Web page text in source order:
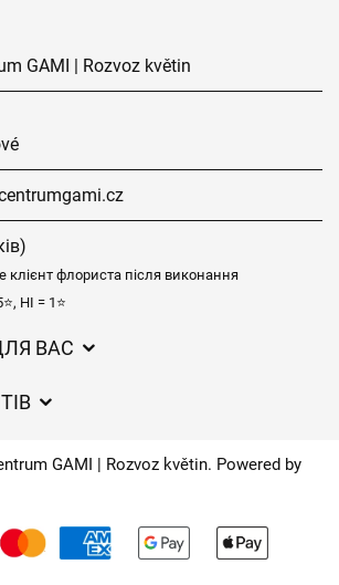
GAMI | Rozvoz květin
флориста після виконання
НІ = 1⭐
ВАС
даних
– огляд можливостей
квіти
GAMI | Rozvoz květin. Powered by